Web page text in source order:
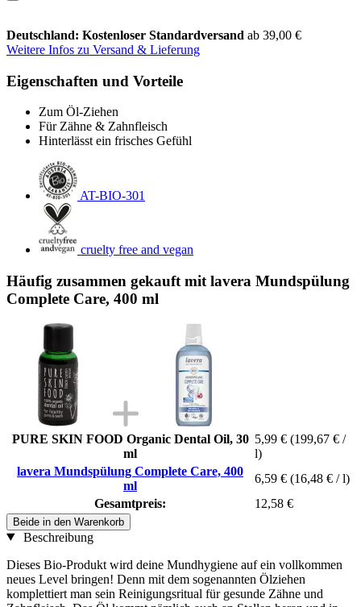
Deutschland: Kostenloser Standardversand ab 39,00 €
Weitere Infos zu Versand & Lieferung
Eigenschaften und Vorteile
Zum Öl-Ziehen
Für Zähne & Zahnfleisch
Hinterlässt ein frisches Gefühl
AT-BIO-301
cruelty free and vegan
Häufig zusammen gekauft mit lavera Mundspülung
Complete Care, 400 ml
PURE SKIN FOOD Organic Dental Oil, 30
ml
5,99 € (199,67 € /
l)
lavera Mundspülung Complete Care, 400
ml
6,59 € (16,48 € / l)
Gesamtpreis:
12,58 €
Beide in den Warenkorb
Beschreibung
Dieses Bio-Produkt wird deine Mundhygiene auf ein vollkommen
neues Level bringen! Denn mit dem sogenannten Ölziehen
komplettiert man sein Reinigungsritual für gesunde Zähne und